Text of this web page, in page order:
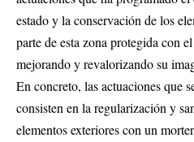
estado y la conservación de los
parte de esta zona protegida con
mejorando y revalorizando su
En concreto, las actuaciones que
consisten en la regularización y
elementos exteriores con un